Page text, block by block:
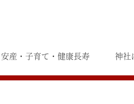
産・子育て・健康長寿 神社